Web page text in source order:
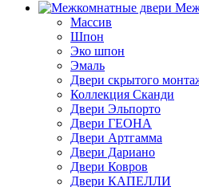
Массив
Шпон
Эко шпон
Эмаль
Двери скрытого
Коллекция Сканди
Двери Эльпорто
Двери ГЕОНА
Двери Артгамма
Двери Дариано
Двери Ковров
Двери КАПЕЛЛИ